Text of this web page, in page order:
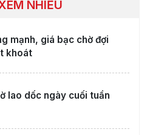
NHIỀU
mạnh, giá bạc chờ đợi
khoát
lao dốc ngày cuối tuần